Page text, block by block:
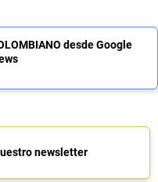
desde Google
newsletter